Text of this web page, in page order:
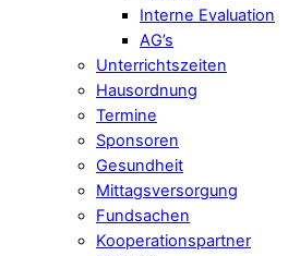
Interne Evaluation
AG’s
Unterrichtszeiten
Hausordnung
Termine
Sponsoren
Gesundheit
Mittagsversorgung
Fundsachen
Kooperationspartner